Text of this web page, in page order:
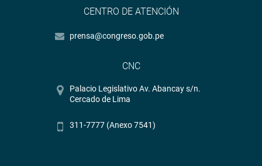
CENTRO DE ATENCIÓN
prensa@congreso.gob.pe
CNC
Palacio Legislativo Av. Abancay s/n.
Cercado de Lima
311-7777 (Anexo 7541)